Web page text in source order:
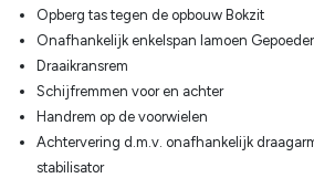
Opberg tas tegen de opbouw Bokzit
Onafhankelijk enkelspan lamoen
Draaikransrem
Schijfremmen voor en achter
Handrem op de voorwielen
Achtervering d.m.v. onafhankelijk
stabilisator